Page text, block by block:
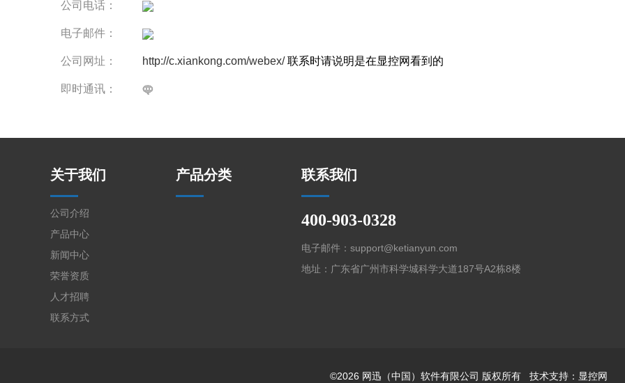
公司电话：
电子邮件：
公司网址： http://c.xiankong.com/webex/联系时请说明是在显控网看到的
即时通讯：
关于我们
公司介绍
产品中心
新闻中心
荣誉资质
人才招聘
联系方式
产品分类 联系我们
400-903-0328
电子邮件：support@ketianyun.com
地址：广东省广州市科学城科学大道187号A2栋8楼
©2026 网迅（中国）软件有限公司 版权所有 技术支持： 显控网